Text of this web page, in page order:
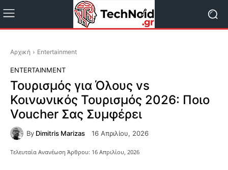
Αρχική Entertainment
ENTERTAINMENT
Τουρισμός για Όλους vs
Κοινωνικός Τουρισμός 2026: Ποιο
Voucher Σας Συμφέρει
By Dimitris Marizas 16 Απριλίου, 2026
Τελευταία Ανανέωση Άρθρου: 16 Απριλίου, 2026